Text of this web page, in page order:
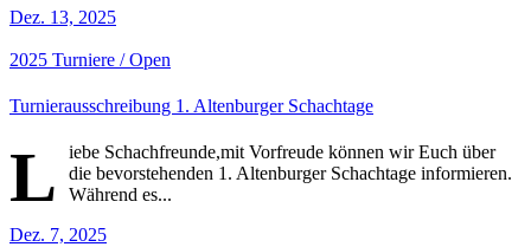
Dez. 13, 2025
2025 Turniere / Open
Turnierausschreibung 1. Altenburger Schachtage
L
iebe Schachfreunde,mit Vorfreude können wir Euch über
die bevorstehenden 1. Altenburger Schachtage informieren.
Während es...
Dez. 7, 2025